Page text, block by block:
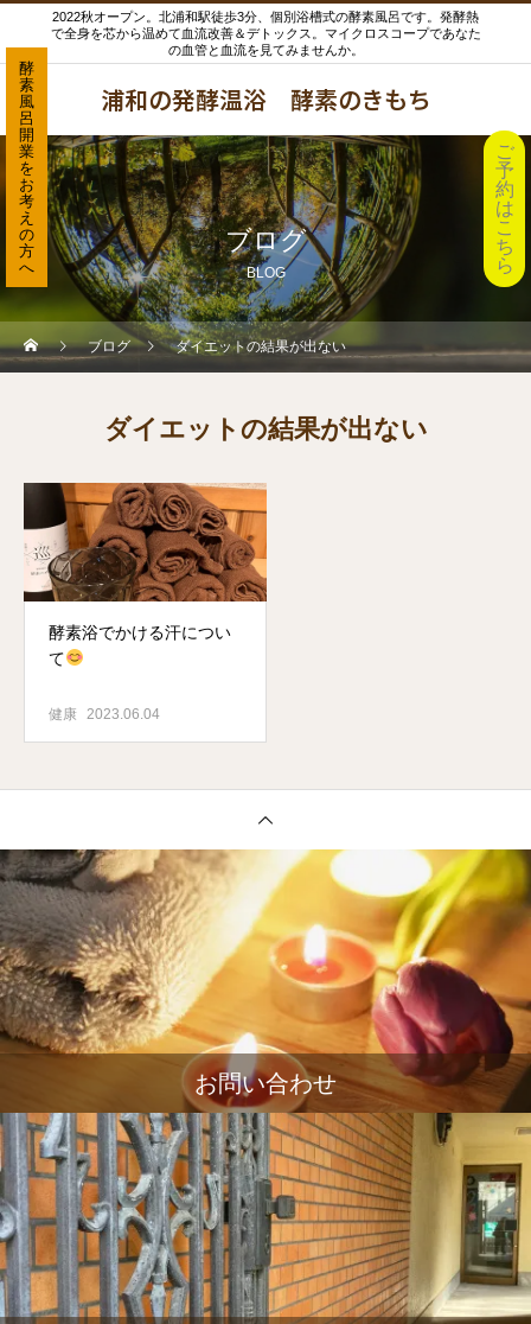
2022秋オープン。北浦和駅徒歩3分、個別浴槽式の酵素風呂です。発酵熱
で全身を芯から温めて血流改善＆デトックス。マイクロスコープであなた
の血管と血流を見てみませんか。
浦和の発酵温浴 酵素のきもち
ブログ
BLOG
ブログ ダイエットの結果が出ない
ダイエットの結果が出ない
酵素浴でかける汗につい
て
健康 2023.06.04
お問い合わせ
ご
予
約
は
こ
ち
ら
酵
素
風
呂
開
業
を
お
考
え
の
方
へ